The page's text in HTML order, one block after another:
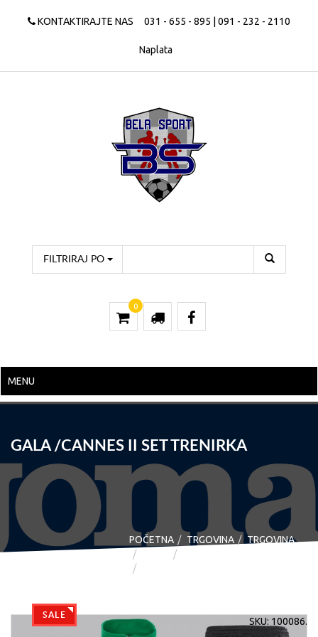
KONTAKTIRAJTE NAS 031 - 655 - 895 | 091 - 232 - 2110
Naplata
FILTRIRAJ PO
0
MENU
GALA /CANNES II SET TRENIRKA
POČETNA TRGOVINA
TRGOVINA
SALE
SKU: 100086.